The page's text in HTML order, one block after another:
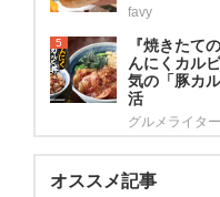
favy
5
『焼きたて
んにくカル
気の「豚カ
活
グルメライタ
オススメ記事